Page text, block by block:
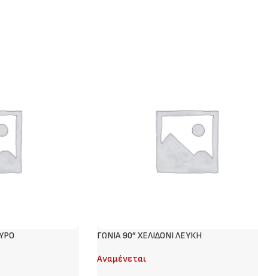
ΓΩΝΙΑ 90” XEΛΙΔΟΝΙ ΛΕΥΚΗ
Αναμένεται